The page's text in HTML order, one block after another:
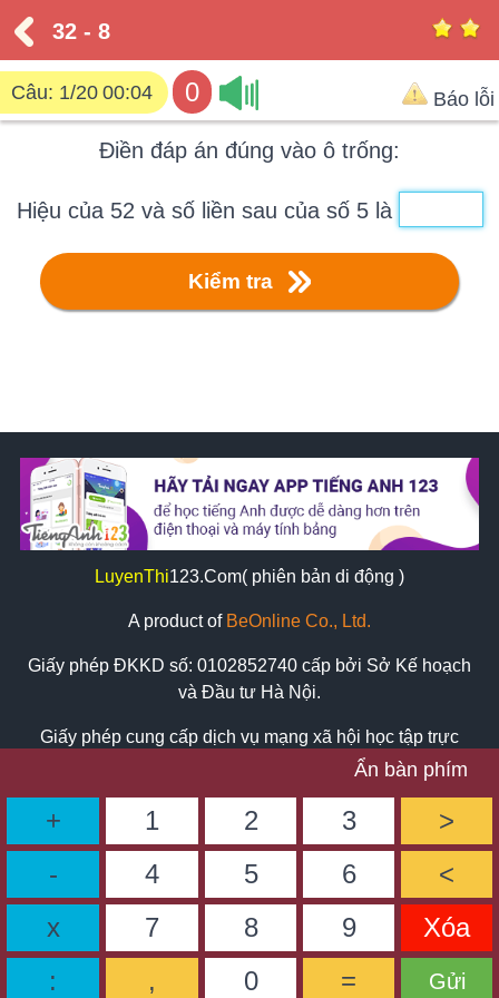
32 - 8
Điền đáp án đúng vào ô trống:
Hiệu của 52 và số liền sau của số 5 là
Ẩn bàn phím
+ 1 2 3
>
-
4 5 6
<
x
7 8 9
Xóa
:
, 0 = Gửi
Kiểm tra
Câu: 1/20 00:05 0 Báo lỗi
LuyenThi123.Com( phiên bản di động )
A product of BeOnline Co., Ltd.
Giấy phép ĐKKD số: 0102852740 cấp bởi Sở Kế hoạch
và Đầu tư Hà Nội.
Giấy phép cung cấp dịch vụ mạng xã hội học tập trực
tuyến số: 524/GP-BTTTT cấp ngày 24/11/2016 bởi Bộ
Địa chỉ: số nhà 13, ngõ 259/9 phố Vọng, Phường Tương
Mai, Hà Nội.
Tel:02473080123 - 02436628077 (8:30am-9pm)
Zalo: 0898569620 hoặc 0934626775
Email: support@luyenthi123.com